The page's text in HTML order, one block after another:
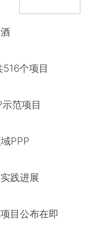
个项目
范项目
PPP
践进展
目公布在即